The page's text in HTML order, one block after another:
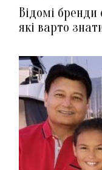
Відомі бренди
які варто